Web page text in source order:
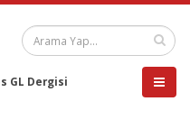
GL Dergisi